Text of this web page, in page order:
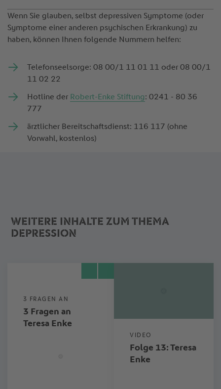
Wenn Sie glauben, selbst depressiven Symptome (oder
Symptome einer anderen psychischen Erkrankung) zu
haben, können Ihnen folgende Nummern helfen:
Telefonseelsorge: 08 00/1 11 01 11 oder 08 00/1
11 02 22
Hotline der Robert-Enke Stiftung: 0241 - 80 36
777
ärztlicher Bereitschaftsdienst: 116 117 (ohne
Vorwahl, kostenlos)
WEITERE INHALTE ZUM THEMA
DEPRESSION
3 FRAGEN AN
3 Fragen an
Teresa Enke
VIDEO
Folge 13: Teresa
Enke